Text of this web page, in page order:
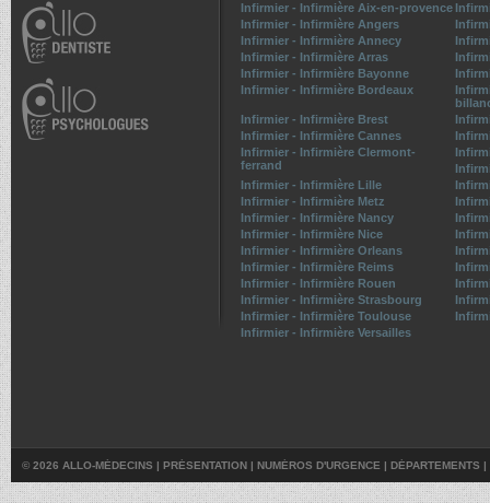
Infirmier - Infirmière Aix-en-provence
Infirmier - Infirmière Angers
Infirmier - Infirmière Annecy
Infirmier - Infirmière Arras
Infirmier - Infirmière Bayonne
Infirmier - Infirmière Bordeaux
Infirmier - Infirmière Brest
Infirmier - Infirmière Cannes
Infirmier - Infirmière Clermont-
ferrand
Infirmier - Infirmière Lille
Infirmier - Infirmière Metz
Infirmier - Infirmière Nancy
Infirmier - Infirmière Nice
Infirmier - Infirmière Orleans
Infirmier - Infirmière Reims
Infirmier - Infirmière Rouen
Infirmier - Infirmière Strasbourg
Infirmier - Infirmière Toulouse
Infirmier - Infirmière Versailles
© 2026 ALLO-MÉDECINS | PRÉSENTATION | NUMÉROS D'URGENCE | DÉPARTEMENTS |